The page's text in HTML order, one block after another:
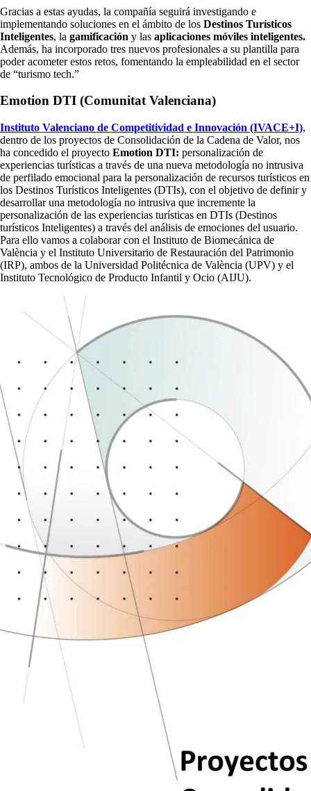
Gracias a estas ayudas, la compañía seguirá investigando e
implementando soluciones en el ámbito de los Destinos Turísticos
Inteligentes, la gamificación y las aplicaciones móviles inteligentes.
Además, ha incorporado tres nuevos profesionales a su plantilla para
poder acometer estos retos, fomentando la empleabilidad en el sector
de “turismo tech.”
Emotion DTI (Comunitat Valenciana)
Instituto Valenciano de Competitividad e Innovación (IVACE+I),
dentro de los proyectos de Consolidación de la Cadena de Valor, nos
ha concedido el proyecto Emotion DTI: personalización de
experiencias turísticas a través de una nueva metodología no intrusiva
de perfilado emocional para la personalización de recursos turísticos en
los Destinos Turísticos Inteligentes (DTIs), con el objetivo de definir y
desarrollar una metodología no intrusiva que incremente la
personalización de las experiencias turísticas en DTIs (Destinos
turísticos Inteligentes) a través del análisis de emociones del usuario.
Para ello vamos a colaborar con el Instituto de Biomecánica de
València y el Instituto Universitario de Restauración del Patrimonio
(IRP), ambos de la Universidad Politécnica de València (UPV) y el
Instituto Tecnológico de Producto Infantil y Ocio (AIJU).